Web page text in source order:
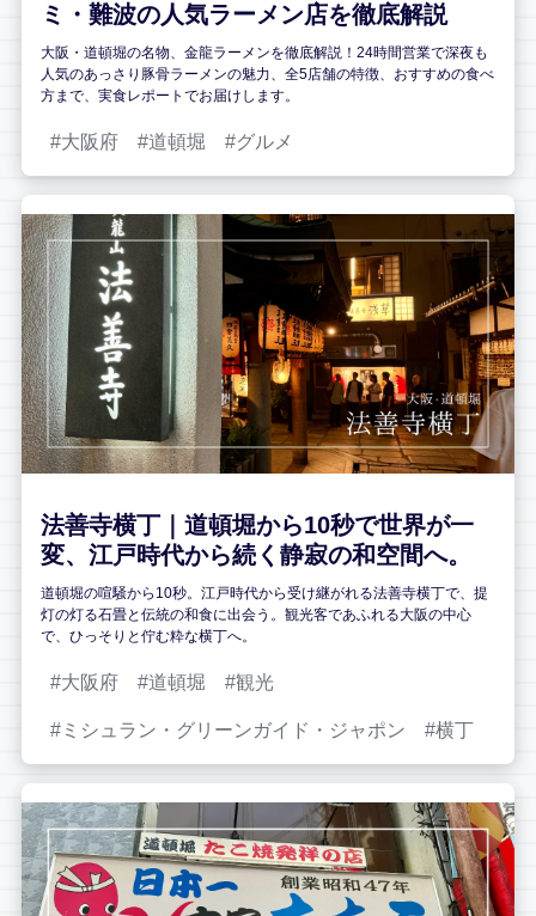
ミ・難波の人気ラーメン店を徹底解説
大阪・道頓堀の名物、金龍ラーメンを徹底解説！24時間営業で深夜も
人気のあっさり豚骨ラーメンの魅力、全5店舗の特徴、おすすめの食べ
方まで、実食レポートでお届けします。
大阪府 道頓堀 グルメ
法善寺横丁｜道頓堀から10秒で世界が一
変、江戸時代から続く静寂の和空間へ。
道頓堀の喧騒から10秒。江戸時代から受け継がれる法善寺横丁で、提
灯の灯る石畳と伝統の和食に出会う。観光客であふれる大阪の中心
で、ひっそりと佇む粋な横丁へ。
大阪府 道頓堀 観光
ミシュラン・グリーンガイド・ジャポン 横丁